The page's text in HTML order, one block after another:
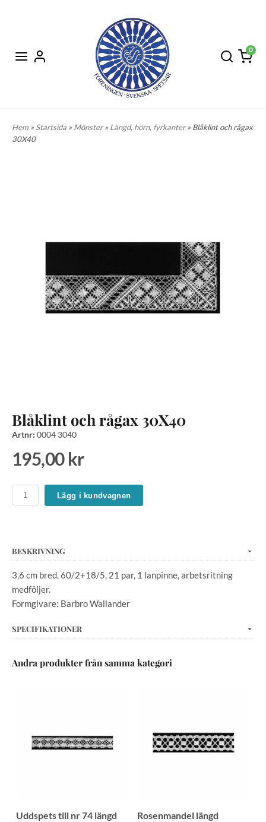
0
Hem » Startsida » Mönster» Längd, hörn, fyrkanter» Blåklint och rågax
30X40
Blåklint och rågax 30X40
Artnr: 0004 3040
195,00 kr
Lägg i kundvagnen
BESKRIVNING
3,6 cm bred, 60/2+18/5, 21 par, 1 lanpinne, arbetsritning
medföljer.
Formgivare: Barbro Wallander
SPECIFIKATIONER
Andra produkter från samma kategori
Uddspets till nr 74 längd
Rosenmandel längd